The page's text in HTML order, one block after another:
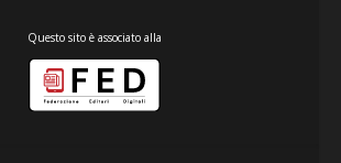
Questo sito è associato alla